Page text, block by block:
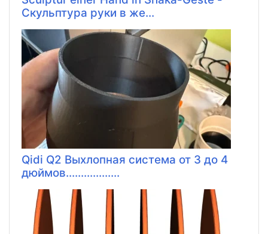
Скульптура руки в же...
Qidi Q2 Выхлопная система от 3 до 4
дюймов..................